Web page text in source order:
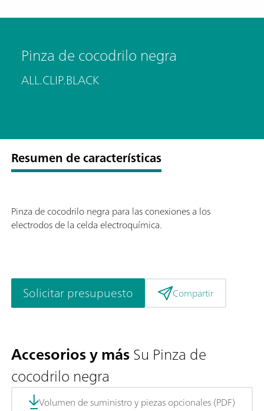
Pinza de cocodrilo negra
ALL.CLIP.BLACK
Resumen de características
Pinza de cocodrilo negra para las conexiones a los
electrodos de la celda electroquímica.
Solicitar presupuesto Compartir
Accesorios y másSu Pinza de
cocodrilo negra
Volumen de suministro y piezas opcionales (PDF)